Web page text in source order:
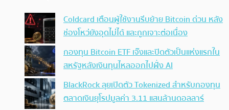
Coldcard เตือนผู้ใช้งานรีบย้าย Bitcoin ด่วน หลัง
ช่องโหว่ยังอุดไม่ได้ และถูกเจาะต่อเนื่อง
กองทุน Bitcoin ETF เจ๊งและปิดตัวเป็นแห่งแรกใน
สหรัฐหลังเงินทุนไหลออกไปฝั่ง AI
BlackRock ลุยเปิดตัว Tokenized สำหรับกองทุน
ตลาดเงินยุโรปมูลค่า 3.11 แสนล้านดอลลาร์